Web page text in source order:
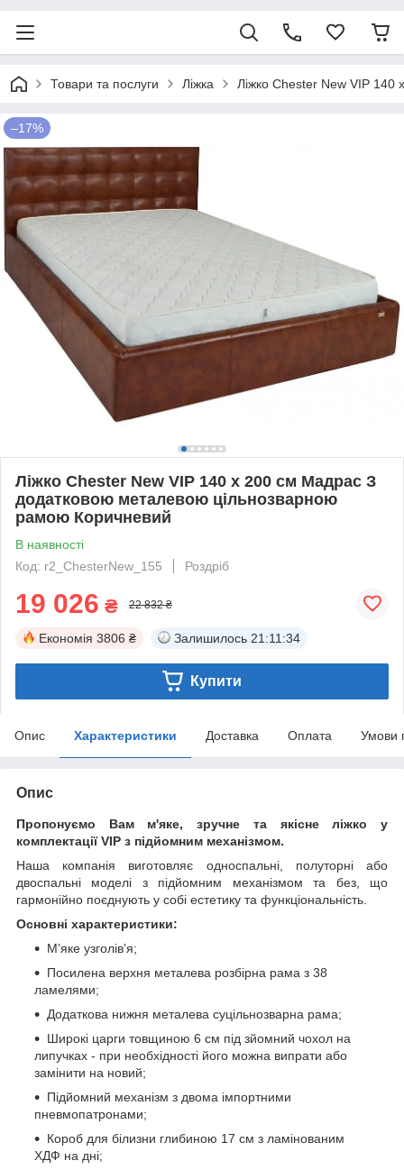
Товари та послуги Ліжка Ліжко Chester New VIP
–17%
Ліжко Chester New VIP 140 х 200 см Мадрас З
додатковою металевою цільнозварною
рамою Коричневий
В наявності
Код: r2_ChesterNew_155
Роздріб
19 026 ₴ 22 832 ₴
Економія 3806 ₴ Залишилось 21:11:34
Купити
Опис Характеристики Доставка Оплата Умови
Опис
Пропонуємо Вам м'яке, зручне та якiсне ліжко у
комплектації VIP з підйомним механізмом.
Наша компанія виготовляє односпальні, полуторні або
двоспальні моделі з підйомним механізмом та без, що
гармонійно поєднують у собі естетику та функціональність.
Основні характеристики:
М’яке узголів’я;
Посилена верхня металева розбірна рама з 38
ламелями;
Додаткова нижня металева суцільнозварна рама;
Широкі царги товщиною 6 см під зйомний чохол на
липучках - при необхідності його можна випрати або
замінити на новий;
Підйомний механізм з двома імпортними
пневмопатронами;
Короб для білизни глибиною 17 см з ламінованим
ХДФ на дні;